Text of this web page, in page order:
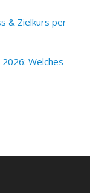
& Zielkurs per
Welches